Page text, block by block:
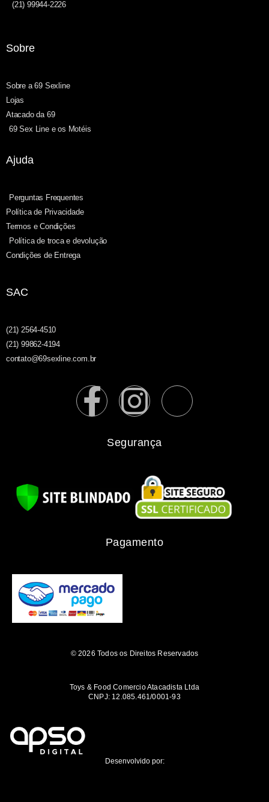
(21) 99944-2226
Sobre
Sobre a 69 Sexline
Lojas
Atacado da 69
69 Sex Line e os Motéis
Ajuda
Perguntas Frequentes
Política de Privacidade
Termos e Condições
Política de troca e devolução
Condições de Entrega
SAC
(21) 2564-4510
(21) 99862-4194
contato@69sexline.com.br
Segurança
Pagamento
© 2026 Todos os Direitos Reservados
Toys & Food Comercio Atacadista Ltda
CNPJ: 12.085.461/0001-93
Desenvolvido por: